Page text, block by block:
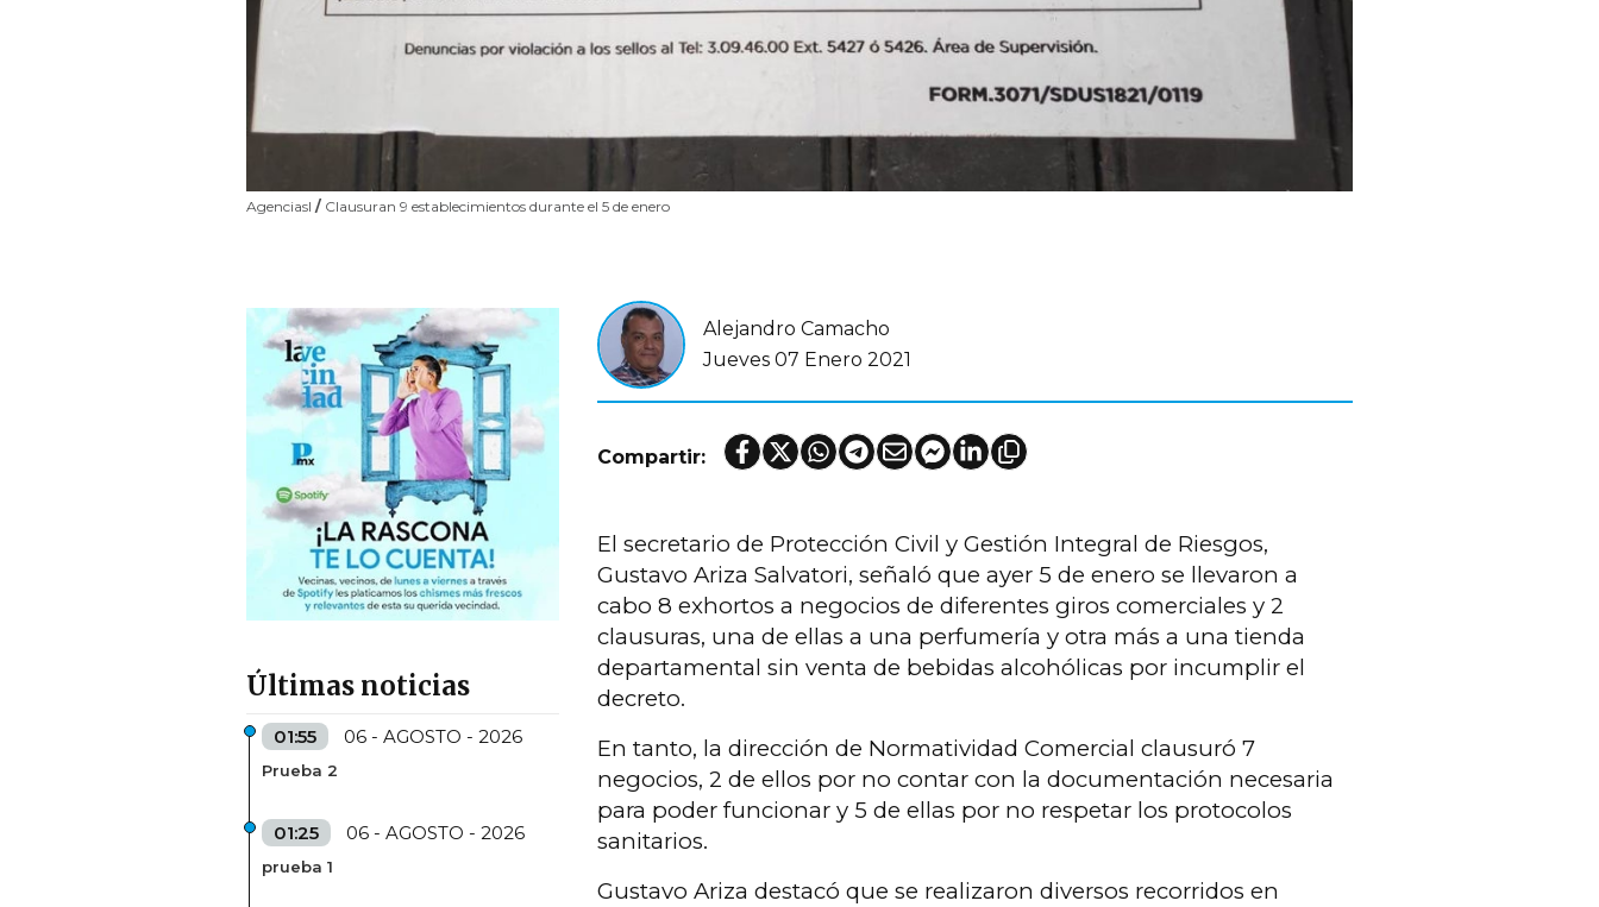
AgenciasI / Clausuran 9 establecimientos durante el 5 de enero
Últimas noticias
01:55 06 - AGOSTO - 2026
Prueba 2
01:25 06 - AGOSTO - 2026
prueba 1
Alejandro Camacho
Jueves 07 Enero 2021
Compartir:
El secretario de Protección Civil y Gestión Integral de Riesgos,
Gustavo Ariza Salvatori, señaló que ayer 5 de enero se llevaron a
cabo 8 exhortos a negocios de diferentes giros comerciales y 2
clausuras, una de ellas a una perfumería y otra más a una tienda
departamental sin venta de bebidas alcohólicas por incumplir el
decreto.
En tanto, la dirección de Normatividad Comercial clausuró 7
negocios, 2 de ellos por no contar con la documentación necesaria
para poder funcionar y 5 de ellas por no respetar los protocolos
sanitarios.
Gustavo Ariza destacó que se realizaron diversos recorridos en